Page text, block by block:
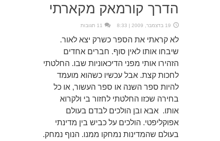
הדרך קורמאק מקארתי
19 בדצמבר, 2009 | 8:33 11 תגובות
לא קראתי את הספר כשרק יצא לאור.
שיבחו אותו לאין סוף. חברים אחדים
הזהירו אותי מפני הדיכאוניות שבו. החלטתי
לחכות קצת. אבל עכשיו כשהוא מועמד
להיות ספר השנה או ספר העשור, או כל
בחירה שכזו החלטתי לחזור בי ולקרוא
אותו. אבא ובן הולכים לבדם בעולם
אפוקליפטי. הולכים על כביש בין מדינתי
בעולם שהמדינות נמחקו ממנו. הנוף נמחק.